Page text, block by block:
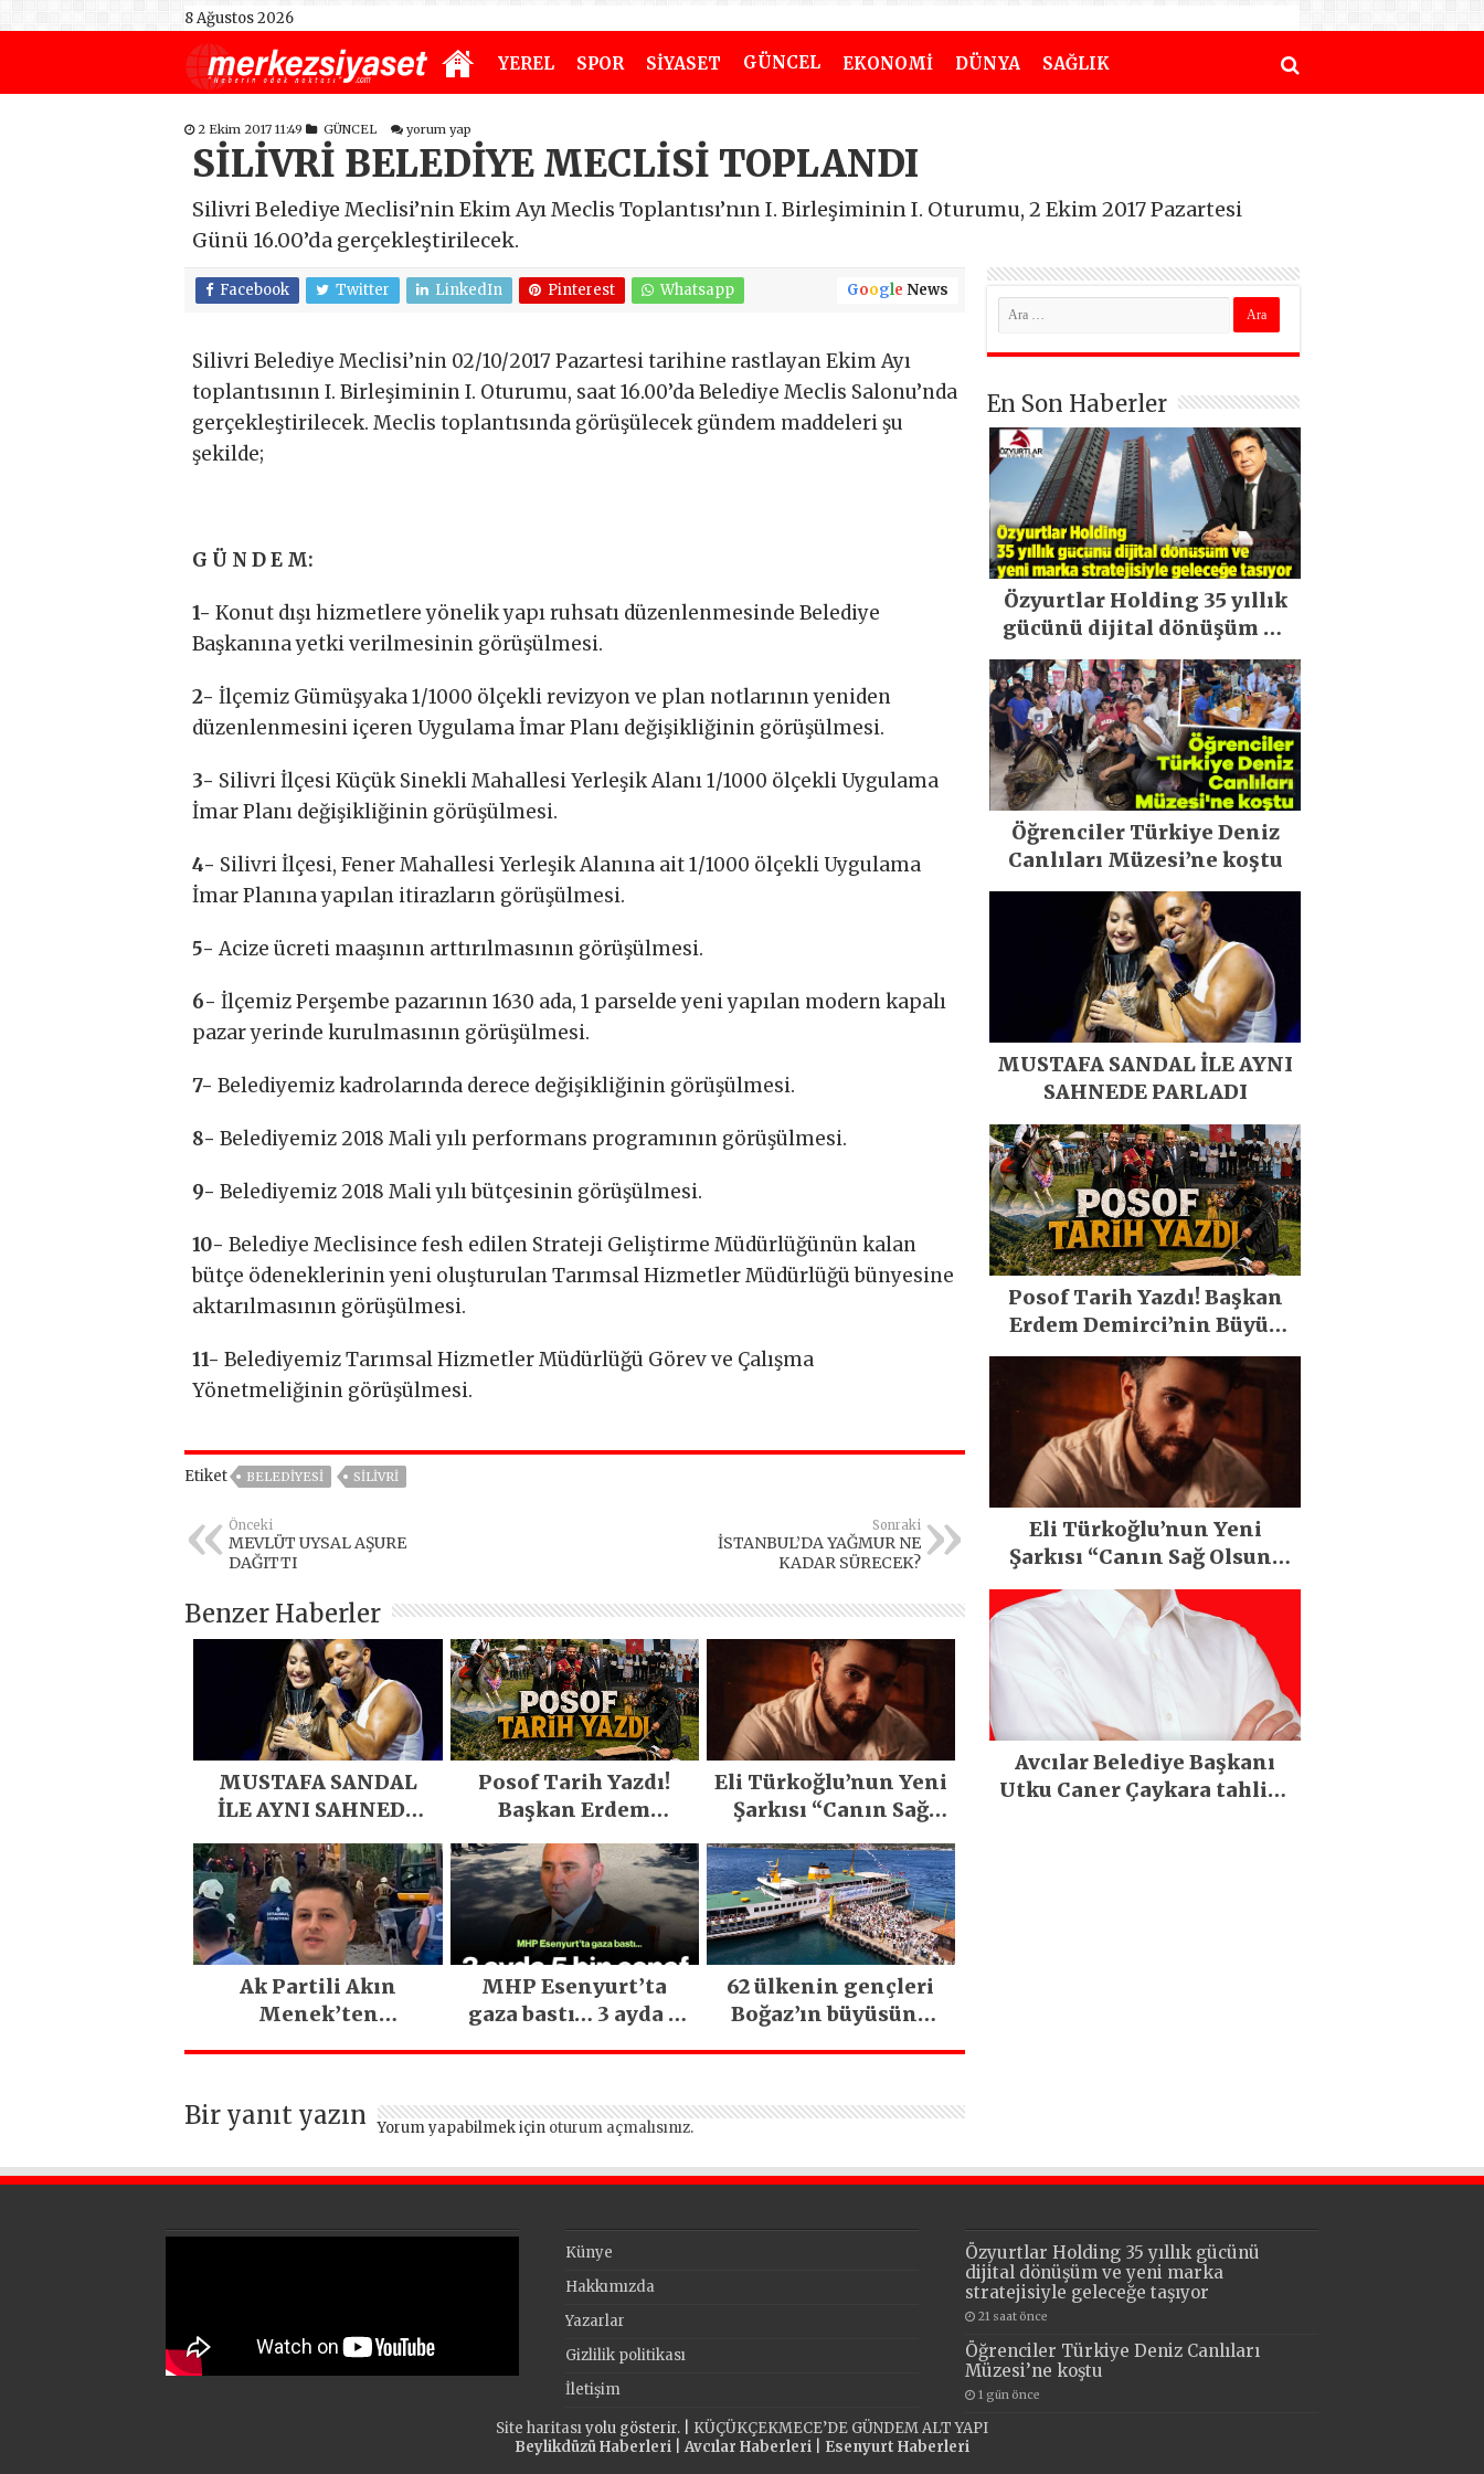
8 Ağustos 2026
YEREL SPOR SİYASET GÜNCEL EKONOMİ DÜNYA SAĞLIK
2 Ekim 2017 11:49 GÜNCEL yorum yap
SİLİVRİ BELEDİYE MECLİSİ TOPLANDI
Silivri Belediye Meclisi’nin Ekim Ayı Meclis Toplantısı’nın I. Birleşiminin I. Oturumu, 2 Ekim 2017 Pazartesi
Günü 16.00’da gerçekleştirilecek.
Facebook Twitter LinkedIn Pinterest Whatsapp Google News
Silivri Belediye Meclisi’nin 02/10/2017 Pazartesi tarihine rastlayan Ekim Ayı
toplantısının I. Birleşiminin I. Oturumu, saat 16.00’da Belediye Meclis Salonu’nda
gerçekleştirilecek. Meclis toplantısında görüşülecek gündem maddeleri şu
şekilde;
G Ü N D E M:
1- Konut dışı hizmetlere yönelik yapı ruhsatı düzenlenmesinde Belediye
Başkanına yetki verilmesinin görüşülmesi.
2- İlçemiz Gümüşyaka 1/1000 ölçekli revizyon ve plan notlarının yeniden
düzenlenmesini içeren Uygulama İmar Planı değişikliğinin görüşülmesi.
3- Silivri İlçesi Küçük Sinekli Mahallesi Yerleşik Alanı 1/1000 ölçekli Uygulama
İmar Planı değişikliğinin görüşülmesi.
4- Silivri İlçesi, Fener Mahallesi Yerleşik Alanına ait 1/1000 ölçekli Uygulama
İmar Planına yapılan itirazların görüşülmesi.
5- Acize ücreti maaşının arttırılmasının görüşülmesi.
6- İlçemiz Perşembe pazarının 1630 ada, 1 parselde yeni yapılan modern kapalı
pazar yerinde kurulmasının görüşülmesi.
7- Belediyemiz kadrolarında derece değişikliğinin görüşülmesi.
8- Belediyemiz 2018 Mali yılı performans programının görüşülmesi.
9- Belediyemiz 2018 Mali yılı bütçesinin görüşülmesi.
10- Belediye Meclisince fesh edilen Strateji Geliştirme Müdürlüğünün kalan
bütçe ödeneklerinin yeni oluşturulan Tarımsal Hizmetler Müdürlüğü bünyesine
aktarılmasının görüşülmesi.
11- Belediyemiz Tarımsal Hizmetler Müdürlüğü Görev ve Çalışma
Yönetmeliğinin görüşülmesi.
Etiket BELEDİYESİ SİLİVRİ
Önceki
MEVLÜT UYSAL AŞURE
DAĞITTI
Sonraki
İSTANBUL’DA YAĞMUR NE
KADAR SÜRECEK?
Benzer Haberler
MUSTAFA SANDAL
İLE AYNI SAHNEDE
Posof Tarih Yazdı!
Başkan Erdem
Emeğiyle Son Yılların
En Büyük Festivali
Gerçekleşti
Eli Türkoğlu’nun Yeni
Şarkısı “Canın Sağ
Gördü!..
Ak Partili Akın
Menek’ten
MHP Esenyurt’ta
gaza bastı… 3 ayda 5
62 ülkenin gençleri
Boğaz’ın büyüsüne
Bir yanıt yazın Yorum yapabilmek için oturum açmalısınız.
En Son Haberler
Özyurtlar Holding 35 yıllık
gücünü dijital dönüşüm ve
yeni marka stratejisiyle
geleceğe taşıyor
Öğrenciler Türkiye Deniz
Canlıları Müzesi’ne koştu
MUSTAFA SANDAL İLE AYNI
SAHNEDE PARLADI
Posof Tarih Yazdı! Başkan
Erdem Demirci’nin Büyük
Emeğiyle Son Yılların En
Büyük Festivali Gerçekleşti
Eli Türkoğlu’nun Yeni
Şarkısı “Canın Sağ Olsun”
Büyük İlgi Gördü!..
Avcılar Belediye Başkanı
Utku Caner Çaykara tahliye
Künye
Hakkımızda
Yazarlar
Gizlilik politikası
İletişim
Özyurtlar Holding 35 yıllık gücünü
dijital dönüşüm ve yeni marka
stratejisiyle geleceğe taşıyor
21 saat önce
Öğrenciler Türkiye Deniz Canlıları
Müzesi’ne koştu
1 gün önce
Site haritasıyolu gösterir. | KÜÇÜKÇEKMECE’DE GÜNDEM ALT YAPI
Beylikdüzü Haberleri
Avcılar Haberleri Esenyurt Haberleri